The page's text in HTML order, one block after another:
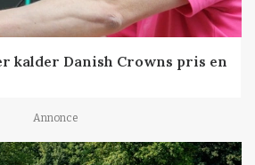
kalder Danish Crowns pris en
Annonce